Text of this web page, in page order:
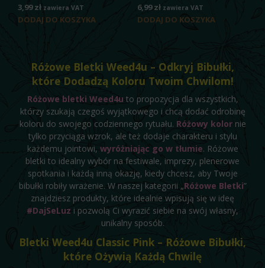
3,99zł zawiera VAT
DODAJ DO KOSZYKA
6,99zł zawiera VAT
DODAJ DO KOSZYKA
Różowe Bletki Weed4u – Odkryj Bibułki,
które Dodadzą Koloru Twoim Chwilom!
Różowe bletki Weed4u to propozycja dla wszystkich,
którzy szukają czegoś wyjątkowego i chcą dodać odrobinę
koloru do swojego codziennego rytuału. Różowy kolornie
tylko przyciąga wzrok, ale też dodaje charakteru i stylu
każdemu jointowi, wyróżniając go w tłumie. Różowe
bletki to idealny wybór na festiwale, imprezy, plenerowe
spotkania i każdą inną okazję, kiedy chcesz, aby Twoje
bibułki robiły wrażenie. W naszej kategorii „Różowe Bletki”
znajdziesz produkty, które idealnie wpisują się w ideę
#DajSeLuz i pozwolą Ci wyrazić siebie na swój własny,
unikalny sposób.
Bletki Weed4u Classic Pink – Różowe Bibułki,
które Ożywią Każdą Chwilę